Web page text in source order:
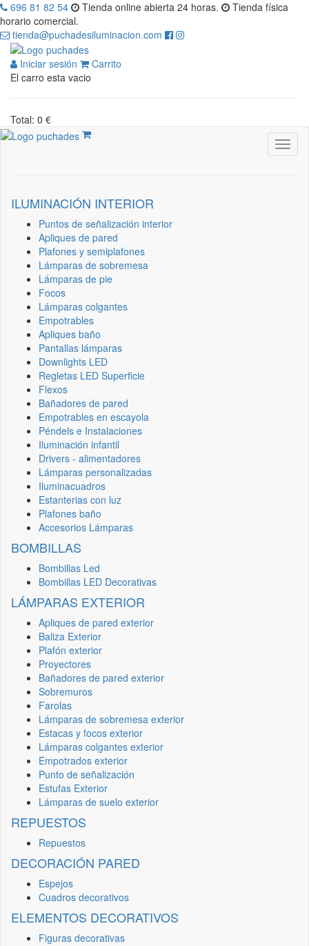
696 81 82 54 Tienda online abierta 24 horas.
Tienda física
horario comercial.
tienda@puchadesiluminacion.com
Iniciar sesión
Carrito
El carro esta vacio
Total: 0 €
ILUMINACIÓN INTERIOR
Puntos de señalización interior
Apliques de pared
Plafones y semiplafones
Lámparas de sobremesa
Lámparas de pie
Focos
Lámparas colgantes
Empotrables
Apliques baño
Pantallas lámparas
Downlights LED
Regletas LED Superficie
Flexos
Bañadores de pared
Empotrables en escayola
Péndels e Instalaciones
Iluminación infantil
Drivers - alimentadores
Lámparas personalizadas
Iluminacuadros
Estanterias con luz
Plafones baño
Accesorios Lámparas
BOMBILLAS
Bombillas Led
Bombillas LED Decorativas
LÁMPARAS EXTERIOR
Apliques de pared exterior
Baliza Exterior
Plafón exterior
Proyectores
Bañadores de pared exterior
Sobremuros
Farolas
Lámparas de sobremesa exterior
Estacas y focos exterior
Lámparas colgantes exterior
Empotrados exterior
Punto de señalización
Estufas Exterior
Lámparas de suelo exterior
REPUESTOS
Repuestos
DECORACIÓN PARED
Espejos
Cuadros decorativos
ELEMENTOS DECORATIVOS
Figuras decorativas